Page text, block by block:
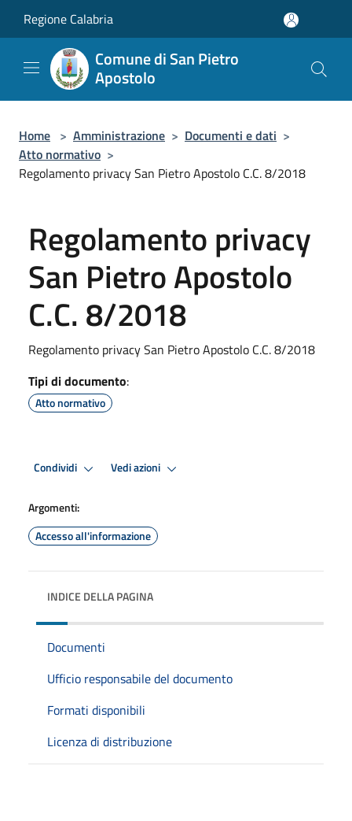
Regione Calabria
Comune di San Pietro
Apostolo
Home > Amministrazione > Documenti e dati >
Atto normativo >
Regolamento privacy San Pietro Apostolo C.C. 8/2018
Regolamento privacy
San Pietro Apostolo
C.C. 8/2018
Regolamento privacy San Pietro Apostolo C.C. 8/2018
Tipi di documento:
Atto normativo
Condividi Vedi azioni
Argomenti:
Accesso all'informazione
INDICE DELLA PAGINA
Documenti
Ufficio responsabile del documento
Formati disponibili
Licenza di distribuzione